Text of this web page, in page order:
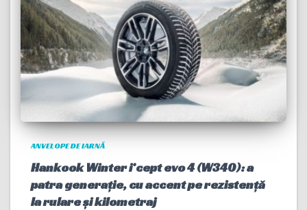
ANVELOPE DE IARNĂ
Hankook Winter i*cept evo 4 (W340): a
patra generație, cu accent pe rezistență
la rulare și kilometraj